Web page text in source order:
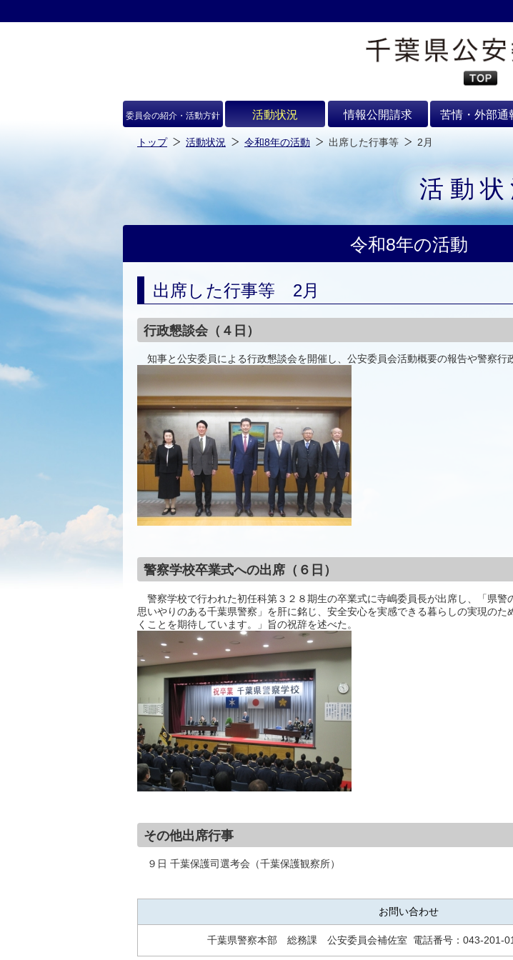
へ
委員会の紹介・活動方針 活動状況 情報公開請求 苦情・外部通
トップ 活動状況 令和8年の活動 出席した行事等 2月
活動状
令和8年の活動
出席した行事等 2月
行政懇談会（４日）
知事と公安委員による行政懇談会を開催し、公安委員会活動概要の報告や警察行
警察学校卒業式への出席（６日）
警察学校で行われた初任科第３２８期生の卒業式に寺嶋委員長が出席し、「県警
思いやりのある千葉県警察」を肝に銘じ、安全安心を実感できる暮らしの実現の
くことを期待しています。」旨の祝辞を述べた。
その他出席行事
９日 千葉保護司選考会（千葉保護観察所）
お問い合わせ
千葉県警察本部 総務課 公安委員会補佐室 電話番号： 043-201-